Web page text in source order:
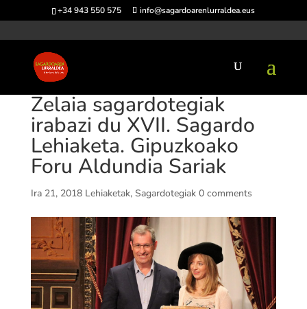
+34 943 550 575 info@sagardoarenlurraldea.eus
Zelaia sagardotegiak
irabazi du XVII. Sagardo
Lehiaketa. Gipuzkoako
Foru Aldundia Sariak
Ira 21, 2018 Lehiaketak, Sagardotegiak 0 comments